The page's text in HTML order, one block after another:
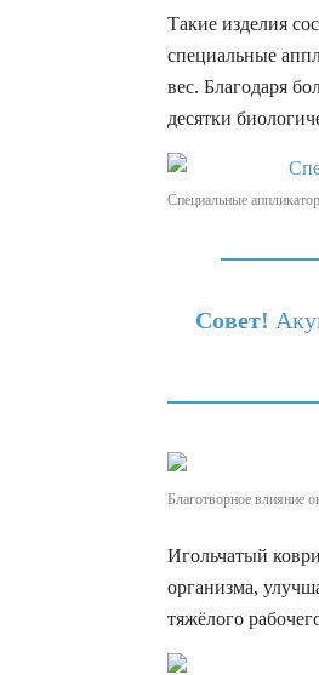
Такие изделия
специальные
вес. Благодаря
десятки
Специальные
Совет!
Благотворное влияние
Игольчатый
организма,
тяжёлого